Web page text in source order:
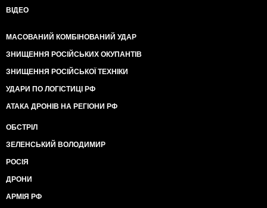
ВІДЕО
МАСОВАНИЙ КОМБІНОВАНИЙ УДАР
ЗНИЩЕННЯ РОСІЙСЬКИХ ОКУПАНТІВ
ЗНИЩЕННЯ РОСІЙСЬКОЇ ТЕХНІКИ
УДАРИ ПО ЛОГІСТИЦІ РФ
АТАКА ДРОНІВ НА РЕГІОНИ РФ
ОБСТРІЛ
ЗЕЛЕНСЬКИЙ ВОЛОДИМИР
РОСІЯ
ДРОНИ
АРМІЯ РФ